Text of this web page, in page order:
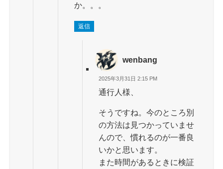
か。。。
返信
wenbang
2025年3月31日 2:15 PM
通行人様、
そうですね。今のところ別
の方法は見つかっていませ
んので、慣れるのが一番良
いかと思います。
また時間があるときに検証